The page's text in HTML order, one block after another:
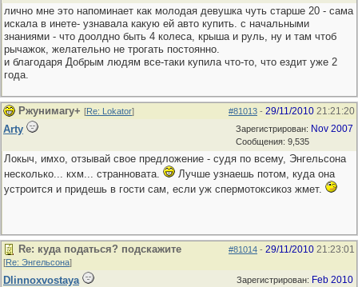
лично мне это напоминает как молодая девушка чуть старше 20 - сама
искала в инете- узнавала какую ей авто купить. с начальными
знаниями - что доолдно быть 4 колеса, крыша и руль, ну и там чтоб
рычажок, желательно не трогать постоянно.
и благодаря Добрым людям все-таки купила что-то, что ездит уже 2
года.
#81013 - 29/11/2010 21:21:20
Ржунимагу+ [Re: Lokator]
Зарегистрирован: Nov 2007
Сообщения: 9,535
Arty
Локыч, имхо, отзывай свое предложение - судя по всему, Энгельсона
несколько... кхм... странновата.
Лучше узнаешь потом, куда она
устроится и придешь в гости сам, если уж спермотоксикоз жмет.
#81014 - 29/11/2010 21:23:01
Re: куда податься? подскажите
[Re: Энгельсона]
Зарегистрирован: Feb 2010
Dlinnoxvostaya